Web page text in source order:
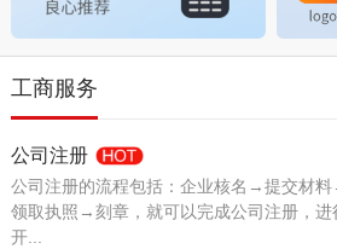
工商服务
公司注册
公司注册的流程包括：企业核名→提交材
领取执照→刻章，就可以完成公司注册，进
开...